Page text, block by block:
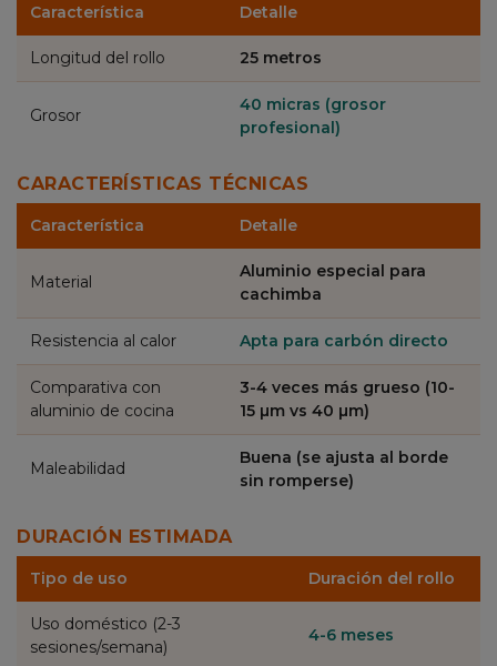
Característica Detalle
Longitud del rollo 25 metros
Grosor
40 micras (grosor
profesional)
CARACTERÍSTICAS TÉCNICAS
Característica Detalle
Material
Aluminio especial para
cachimba
Resistencia al calor Apta para carbón directo
Comparativa con
aluminio de cocina
3-4 veces más grueso (10-
15 µm vs 40 µm)
Maleabilidad
Buena (se ajusta al borde
sin romperse)
DURACIÓN ESTIMADA
Tipo de uso Duración del rollo
Uso doméstico (2-3
sesiones/semana)
4-6 meses